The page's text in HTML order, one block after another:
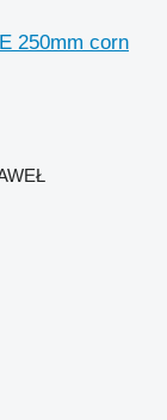
250mm corn